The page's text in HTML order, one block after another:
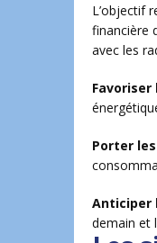
L’objectif
financière
avec les
Favoriser
Porter
Anticiper
demain et